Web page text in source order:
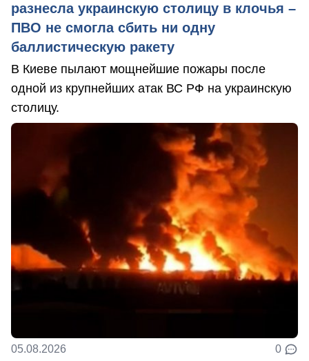
разнесла украинскую столицу в клочья –
ПВО не смогла сбить ни одну
баллистическую ракету
В Киеве пылают мощнейшие пожары после
одной из крупнейших атак ВС РФ на украинскую
столицу.
05.08.2026 0